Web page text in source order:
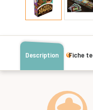
Description Fiche